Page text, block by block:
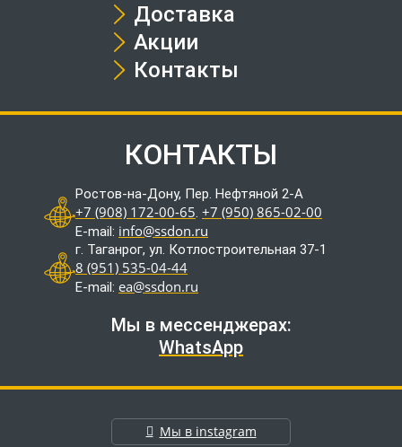
Доставка
Акции
Контакты
КОНТАКТЫ
Ростов-на-Дону, Пер. Нефтяной 2-А
+7 (908) 172-00-65. +7 (950) 865-02-00
E-mail: info@ssdon.ru
г. Таганрог, ул. Котлостроительная 37-1
8 (951) 535-04-44
E-mail: ea@ssdon.ru
Мы в мессенджерах:
WhatsApp
Мы в instagram